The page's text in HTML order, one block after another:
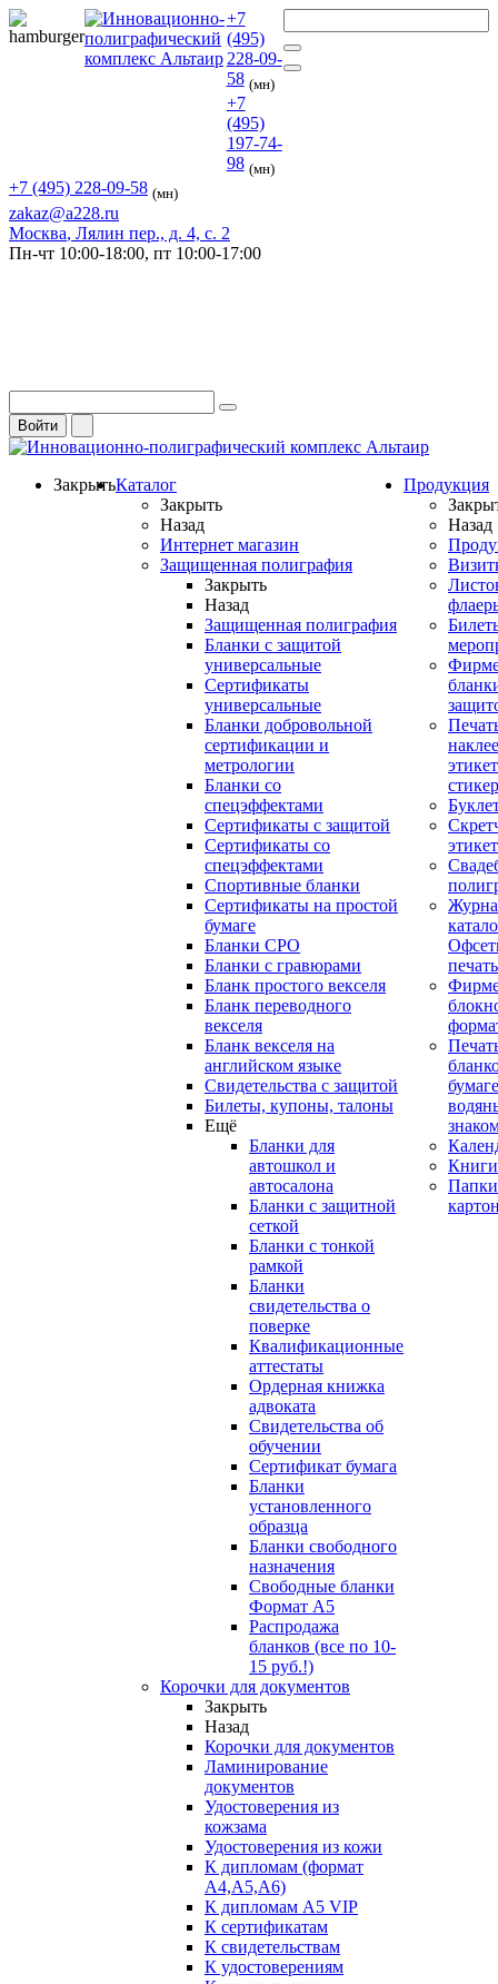
+7
(495)
228-09-
58 (мн)
+7
(495)
197-74-
98 (мн)
+7 (495) 228-09-58 (мн)
zakaz@a228.ru
Москва, Лялин пер., д. 4, с. 2
Пн-чт 10:00-18:00, пт 10:00-17:00
Войти
ЗакрытьКаталог
Закрыть
Назад
Интернет магазин
Защищенная полиграфия
Закрыть
Назад
Защищенная полиграфия
Бланки с защитой
универсальные
Сертификаты
универсальные
Бланки добровольной
сертификации и
метрологии
Бланки со
спецэффектами
Сертификаты с защитой
Сертификаты со
спецэффектами
Спортивные бланки
Cертификаты на простой
бумаге
Бланки СРО
Бланки с гравюрами
Бланк простого векселя
Бланк переводного
векселя
Бланк векселя на
английском языке
Свидетельства с защитой
Билеты, купоны, талоны
Ещё
Бланки для
автошкол и
автосалона
Бланки с защитной
сеткой
Бланки с тонкой
рамкой
Бланки
свидетельства о
поверке
Квалификационные
аттестаты
Ордерная книжка
адвоката
Свидетельства об
обучении
Сертификат бумага
Бланки
установленного
образца
Бланки свободного
назначения
Свободные бланки
Формат А5
Распродажа
бланков (все по 10-
15 руб.!)
Корочки для документов
Закрыть
Назад
Корочки для документов
Ламинирование
документов
Удостоверения из
кожзама
Удостоверения из кожи
К дипломам (формат
А4,А5,А6)
К дипломам А5 VIP
К сертификатам
К свидетельствам
К удостоверениям
Продукция
Назад
печать
Книги
Папки